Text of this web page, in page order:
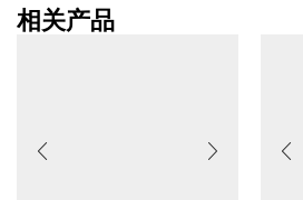
相关产品